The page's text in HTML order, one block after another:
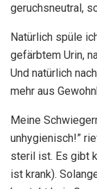
geruchsneutral,
Natürlich spüle
gefärbtem Urin,
Und natürlich
mehr aus
Meine
unhygienisch!”
steril ist. Es gibt
ist krank).